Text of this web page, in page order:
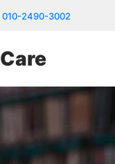
010-2490-3002
Care